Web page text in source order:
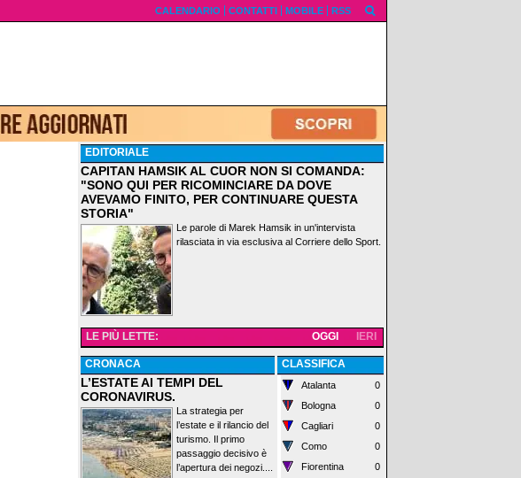
CALENDARIO CONTATTI MOBILE RSS
EDITORIALE
CAPITAN HAMSIK AL CUOR NON SI COMANDA:
"SONO QUI PER RICOMINCIARE DA DOVE
AVEVAMO FINITO, PER CONTINUARE QUESTA
STORIA"
Le parole di Marek Hamsik in un'intervista
rilasciata in via esclusiva al Corriere dello Sport.
LE PIÙ LETTE: IERI
OGGI
CRONACA
L’ESTATE AI TEMPI DEL
CORONAVIRUS.
La strategia per
l’estate e il rilancio del
turismo. Il primo
passaggio decisivo è
l’apertura dei negozi....
CLASSIFICA
Atalanta
0
Bologna
0
Cagliari
0
Como
0
Fiorentina
0